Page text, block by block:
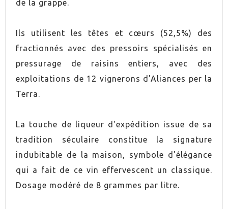
ORIGEN Corpinnat
CONTIENE SULFITOS Oui
ELABORACIÓN Biodynamique
SERVICIO 6.0ºC
de la grappe.
Ils utilisent les têtes et cœurs (52,5%) des
fractionnés avec des pressoirs spécialisés en
pressurage de raisins entiers, avec des
exploitations de 12 vignerons d'Aliances per la
Terra.
La touche de liqueur d'expédition issue de sa
tradition séculaire constitue la signature
indubitable de la maison, symbole d'élégance
qui a fait de ce vin effervescent un classique.
Dosage modéré de 8 grammes par litre.